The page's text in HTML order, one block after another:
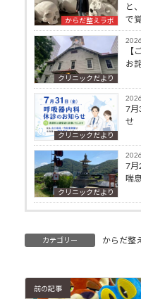
からだ整えラボ
と
で
クリニックだより
【
お
クリニックだより
7月
せ
クリニックだより
7月
喘
カテゴリー からだ整
前の記事